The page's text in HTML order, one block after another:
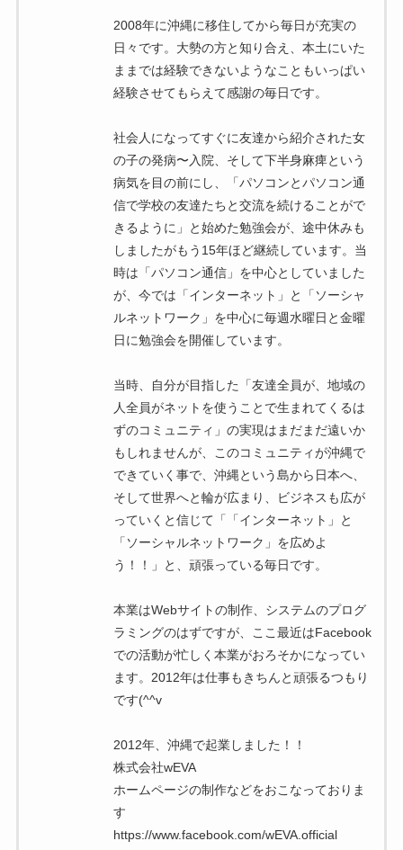
2008年に沖縄に移住してから毎日が充実の
日々です。大勢の方と知り合え、本土にいた
ままでは経験できないようなこともいっぱい
経験させてもらえて感謝の毎日です。
社会人になってすぐに友達から紹介された女
の子の発病〜入院、そして下半身麻痺という
病気を目の前にし、「パソコンとパソコン通
信で学校の友達たちと交流を続けることがで
きるように」と始めた勉強会が、途中休みも
しましたがもう15年ほど継続しています。当
時は「パソコン通信」を中心としていました
が、今では「インターネット」と「ソーシャ
ルネットワーク」を中心に毎週水曜日と金曜
日に勉強会を開催しています。
当時、自分が目指した「友達全員が、地域の
人全員がネットを使うことで生まれてくるは
ずのコミュニティ」の実現はまだまだ遠いか
もしれませんが、このコミュニティが沖縄で
できていく事で、沖縄という島から日本へ、
そして世界へと輪が広まり、ビジネスも広が
っていくと信じて「「インターネット」と
「ソーシャルネットワーク」を広めよ
う！！」と、頑張っている毎日です。
本業はWebサイトの制作、システムのプログ
ラミングのはずですが、ここ最近はFacebook
での活動が忙しく本業がおろそかになってい
ます。2012年は仕事もきちんと頑張るつもり
です(^^v
2012年、沖縄で起業しました！！
株式会社wEVA
ホームページの制作などをおこなっておりま
す
https://www.facebook.com/wEVA.official